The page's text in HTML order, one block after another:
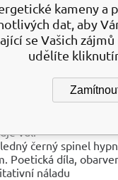
spinelu se
barvě není
se, že magické
deficit
s černým dekorem
kámen
vůli
černý spinel
Poetická díla,
náladu
kameny a
dat, aby
se Vašich
udělíte